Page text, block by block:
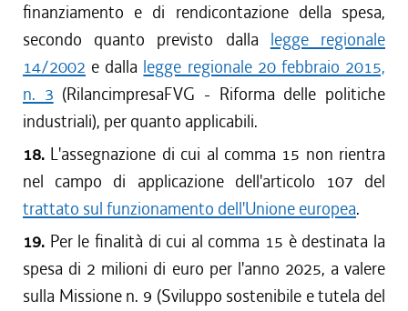
finanziamento e di rendicontazione della spesa,
secondo quanto previsto dalla legge regionale
14/2002 e dalla legge regionale 20 febbraio 2015,
n. 3 (RilancimpresaFVG - Riforma delle politiche
industriali), per quanto applicabili.
18. L'assegnazione di cui al comma 15 non rientra
nel campo di applicazione dell'articolo 107 del
trattato sul funzionamento dell'Unione europea.
19. Per le finalità di cui al comma 15 è destinata la
spesa di 2 milioni di euro per l'anno 2025, a valere
sulla Missione n. 9 (Sviluppo sostenibile e tutela del